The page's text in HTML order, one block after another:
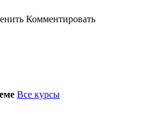
Комментировать
Все курсы